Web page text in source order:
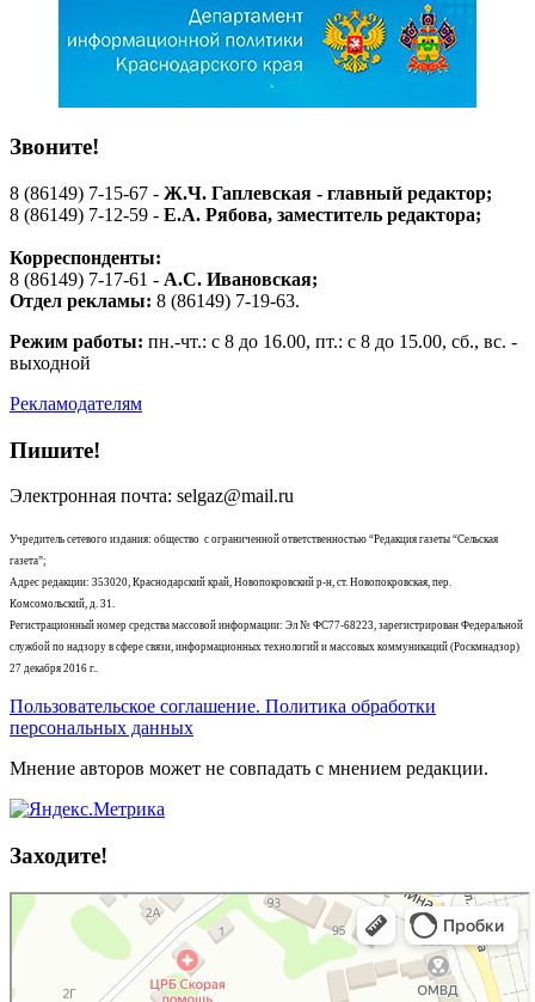
Звоните!
8 (86149) 7-15-67 - Ж.Ч. Гаплевская - главный редактор;
8 (86149) 7-12-59 - Е.А. Рябова, заместитель редактора;
Корреспонденты:
8 (86149) 7-17-61 - А.С. Ивановская;
Отдел рекламы: 8 (86149) 7-19-63.
Режим работы: пн.-чт.: с 8 до 16.00, пт.: с 8 до 15.00, сб., вс. -
выходной
Рекламодателям
Пишите!
Электронная почта: selgaz@mail.ru
Учредитель сетевого издания: общество с ограниченной ответственностью “Редакция газеты “Сельская
газета”;
Адрес редакции: 353020, Краснодарский край, Новопокровский р-н, ст. Новопокровская, пер.
Комсомольский, д. 31.
Регистрационный номер средства массовой информации: Эл № ФС77-68223, зарегистрирован Федеральной
службой по надзору в сфере связи, информационных технологий и массовых коммуникаций (Роскмнадзор)
27 декабря 2016 г..
Пользовательское соглашение. Политика обработки
персональных данных
Мнение авторов может не совпадать с мнением редакции.
Заходите!